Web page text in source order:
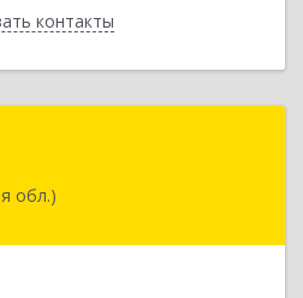
контакты
Назад
обл.)обл, Благовещенск г,